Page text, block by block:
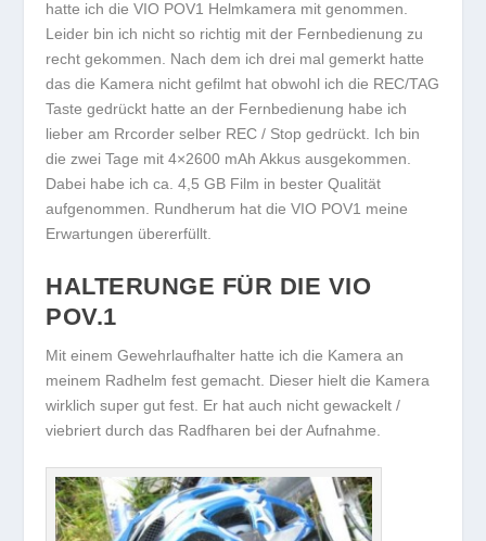
hatte ich die VIO POV1 Helmkamera mit genommen.
Leider bin ich nicht so richtig mit der Fernbedienung zu
recht gekommen. Nach dem ich drei mal gemerkt hatte
das die Kamera nicht gefilmt hat obwohl ich die REC/TAG
Taste gedrückt hatte an der Fernbedienung habe ich
lieber am Rrcorder selber REC / Stop gedrückt. Ich bin
die zwei Tage mit 4×2600 mAh Akkus ausgekommen.
Dabei habe ich ca. 4,5 GB Film in bester Qualität
aufgenommen. Rundherum hat die VIO POV1 meine
Erwartungen übererfüllt.
HALTERUNGE FÜR DIE VIO
POV.1
Mit einem Gewehrlaufhalter hatte ich die Kamera an
meinem Radhelm fest gemacht. Dieser hielt die Kamera
wirklich super gut fest. Er hat auch nicht gewackelt /
viebriert durch das Radfharen bei der Aufnahme.